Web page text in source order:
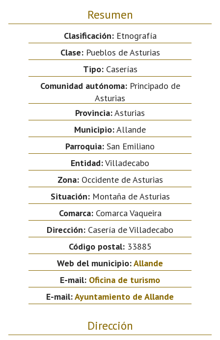
Resumen
Clasificación:Etnografía
Clase:Pueblos de Asturias
Tipo:Caserías
Comunidad autónoma:Principado de
Asturias
Provincia:Asturias
Municipio:Allande
Parroquia: San Emiliano
Entidad:Villadecabo
Zona:Occidente de Asturias
Situación:Montaña de Asturias
Comarca:Comarca Vaqueira
Dirección: Casería de Villadecabo
Código postal:33885
Web del municipio:Allande
E-mail: Oficina de turismo
E-mail:Ayuntamiento de Allande
Dirección